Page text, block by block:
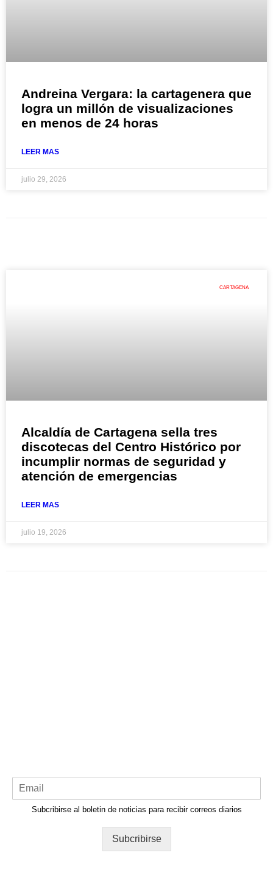
Andreina Vergara: la cartagenera que
logra un millón de visualizaciones
en menos de 24 horas
LEER MAS
julio 29, 2026
CARTAGENA
Alcaldía de Cartagena sella tres
discotecas del Centro Histórico por
incumplir normas de seguridad y
atención de emergencias
LEER MAS
julio 19, 2026
Subcribirse al boletin de noticias para recibir correos diarios
Subcribirse